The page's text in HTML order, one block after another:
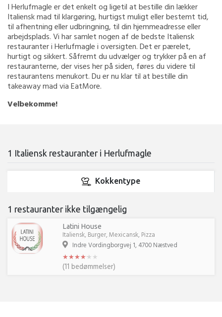
I Herlufmagle er det enkelt og ligetil at bestille din lækker
Italiensk mad til klargøring, hurtigst muligt eller bestemt tid,
til afhentning eller udbringning, til din hjemmeadresse eller
arbejdsplads. Vi har samlet nogen af de bedste Italiensk
restauranter i Herlufmagle i oversigten. Det er pærelet,
hurtigt og sikkert. Såfremt du udvælger og trykker på en af
restauranterne, der vises her på siden, føres du videre til
restaurantens menukort. Du er nu klar til at bestille din
takeaway mad via EatMore.
Velbekomme!
1 Italiensk restauranter i Herlufmagle
Kokkentype
1 restauranter ikke tilgængelig
Latini House
Italiensk, Burger, Mexicansk, Pizza
Indre Vordingborgvej 1, 4700 Næstved
★★★★★ ★
★★★★★ ★
(11 bedømmelser)